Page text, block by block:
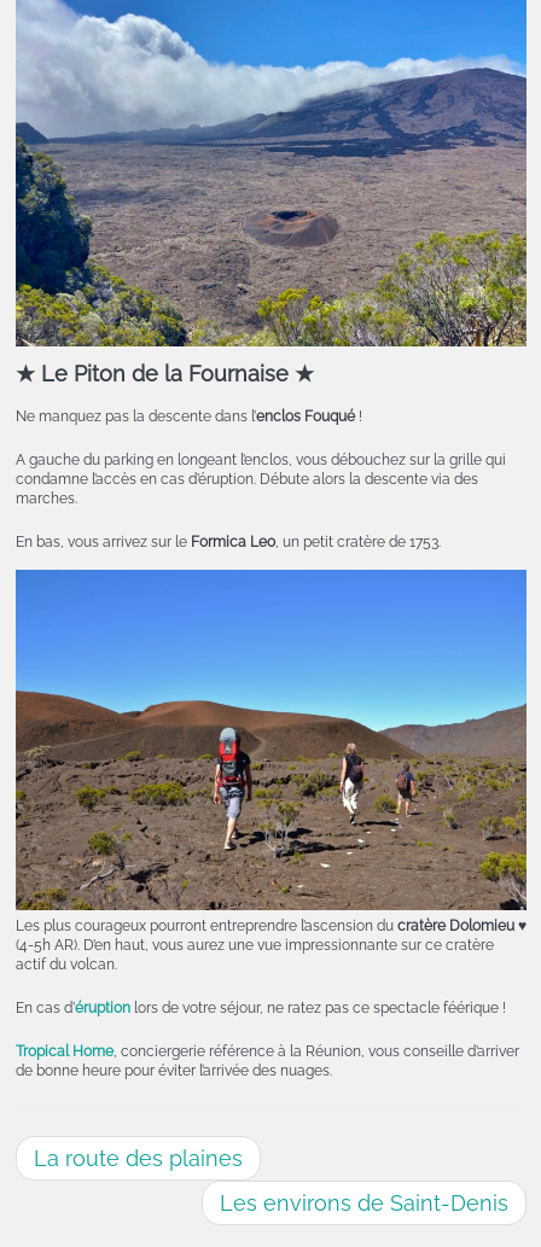
★ Le Piton de la Fournaise★
Ne manquez pas la descente dans l’enclos Fouqué!
A gauche du parking en longeant l’enclos, vous débouchez sur la grille qui
condamne l’accès en cas d’éruption. Débute alors la descente via des
marches.
En bas, vous arrivez sur le Formica Leo, un petit cratère de 1753.
Les plus courageux pourront entreprendre l’ascension du cratère Dolomieu ♥
(4-5h AR). D’en haut, vous aurez une vue impressionnante sur ce cratère
actif du volcan.
En cas d’éruptionlors de votre séjour, ne ratez pas ce spectacle féérique !
Tropical Home, conciergerie référence à la Réunion, vous conseille d’arriver
de bonne heure pour éviter l’arrivée des nuages.
La route des plaines
Les environs de Saint-Denis